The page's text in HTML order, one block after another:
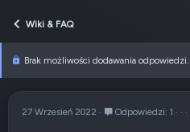
r
m
a
t
u
Wiki & FAQ
Brak możliwości dodawania odpowiedzi.
27 Wrzesień 2022 Odpowiedzi: 1 ·